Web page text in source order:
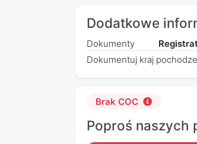
Dodatkowe
Dokumenty
Dokumentuj kraj
Brak COC
Poproś naszych